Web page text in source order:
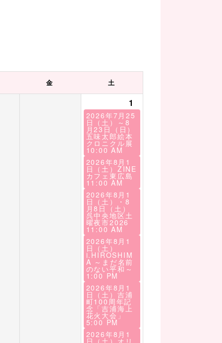
金 土
1
2026年7月25
日（土）～8
月23日（日）
五味太郎絵本
クロニクル展
10:00 AM
2026年8月1
日（土）ZINE
カフェ東広島
11:00 AM
2026年8月1
日（土）・8
月8日（土）
呉中央地区土
曜夜市2026
11:00 AM
2026年8月1
日（土）
i.HIROSHIM
A ～まだ名前
のない平和～
1:00 PM
2026年8月1
日（土）吉浦
町100周年記
念「吉浦海上
花火大会」
5:00 PM
2026年8月1